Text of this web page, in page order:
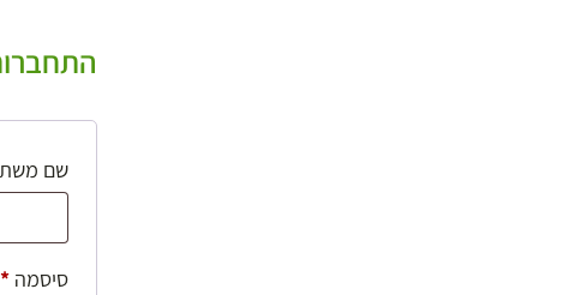
שם
סיסמה*